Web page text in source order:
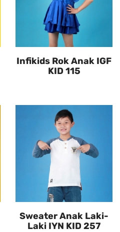
Infikids Rok Anak IGF
KID 115
Sweater Anak Laki-
Laki IYN KID 257